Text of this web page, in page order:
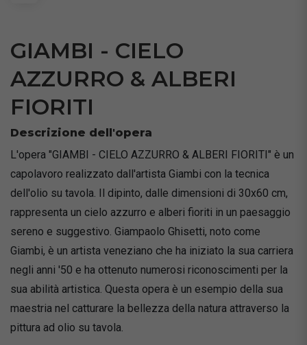
GIAMBI - CIELO
AZZURRO & ALBERI
FIORITI
Descrizione dell'opera
L'opera "GIAMBI - CIELO AZZURRO & ALBERI FIORITI" è un
capolavoro realizzato dall'artista Giambi con la tecnica
dell'olio su tavola. Il dipinto, dalle dimensioni di 30x60 cm,
rappresenta un cielo azzurro e alberi fioriti in un paesaggio
sereno e suggestivo. Giampaolo Ghisetti, noto come
Giambi, è un artista veneziano che ha iniziato la sua carriera
negli anni '50 e ha ottenuto numerosi riconoscimenti per la
sua abilità artistica. Questa opera è un esempio della sua
maestria nel catturare la bellezza della natura attraverso la
pittura ad olio su tavola.